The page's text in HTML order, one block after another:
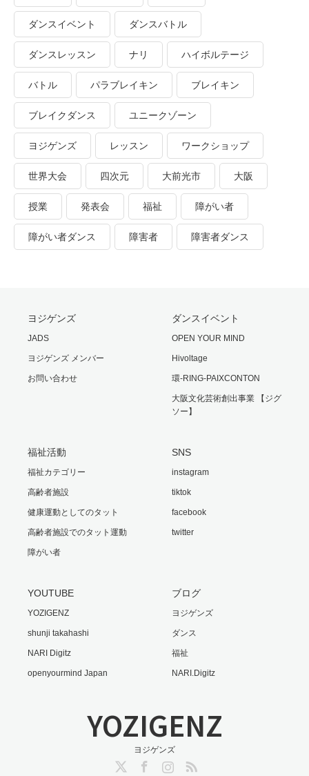
ダンスイベント ダンスバトル
ダンスレッスン ナリ ハイボルテージ
バトル パラブレイキン ブレイキン
ブレイクダンス ユニークゾーン
ヨジゲンズ レッスン ワークショップ
世界大会 四次元 大前光市 大阪
授業 発表会 福祉 障がい者
障がい者ダンス 障害者 障害者ダンス
ヨジゲンズ
JADS
ヨジゲンズ メンバー
お問い合わせ
ダンスイベント
OPEN YOUR MIND
Hivoltage
環-RING-PAIXCONTON
大阪文化芸術創出事業 【ジグ
ソー】
福祉活動
福祉カテゴリー
高齢者施設
健康運動としてのタット
高齢者施設でのタット運動
障がい者
SNS
instagram
tiktok
facebook
twitter
YOUTUBE
YOZIGENZ
shunji takahashi
NARI Digitz
openyourmind Japan
ブログ
ヨジゲンズ
ダンス
福祉
NARI.Digitz
YOZIGENZ
ヨジゲンズ
InstagramRSS